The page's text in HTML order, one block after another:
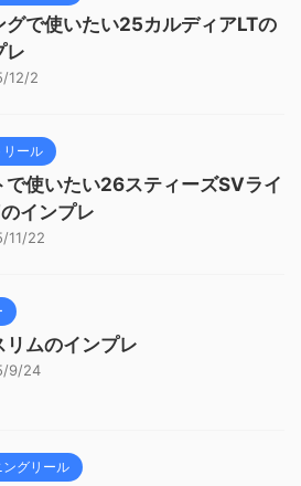
グで使いたい25カルディアLTの
レ
12/2
リール
で使いたい26スティーズSVライ
インプレ
11/22
リムのインプレ
9/24
ングリール